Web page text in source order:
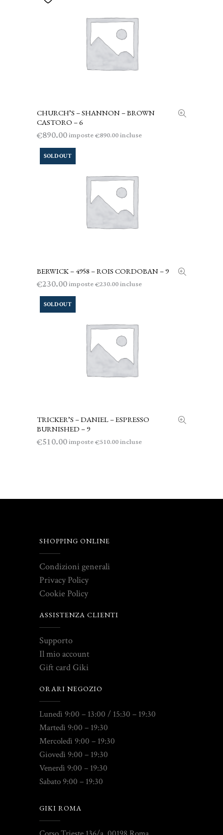
AGGIUNGI AL CARRELLO
CHURCH’S – SHANNON – BROWN
CASTORO – 6
€890.00imposte€890.00incluse
SOLD OUT
LEGGI TUTTO
BERWICK – 4958 – ROIS CORDOBAN – 9
€230.00imposte€230.00incluse
SOLD OUT
LEGGI TUTTO
TRICKER’S – DANIEL – ESPRESSO
BURNISHED – 9
€510.00imposte€510.00incluse
SHOPPING ONLINE
Condizioni generali
Privacy Policy
Cookie Policy
ASSISTENZA CLIENTI
Supporto
Il mio account
Gift card Giki
ORARI NEGOZIO
Lunedì 9:00 – 13:00 / 15:30 – 19:30
Martedì 9:00 – 19:30
Mercoledì 9:00 – 19:30
Giovedì 9:00 – 19:30
Venerdì 9:00 – 19:30
Sabato 9:00 – 19:30
GIKI ROMA